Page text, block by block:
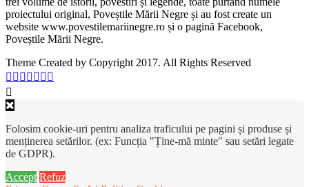
proiectului original, Poveștile Mării Negre și au fost create un
website www.povestilemariinegre.ro și o pagină Facebook,
Poveștile Mării Negre.
Theme Created by Copyright 2017. All Rights Reserved
Folosim cookie-uri pentru analiza traficului pe pagini și produse și
menținerea setărilor. (ex: Funcția "Ține-mă minte" sau setări legate
de GDPR).
Accept Refuz